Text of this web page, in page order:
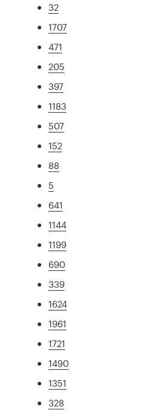
32
1707
471
205
397
1183
507
152
88
5
641
1144
1199
690
339
1624
1961
1721
1490
1351
328